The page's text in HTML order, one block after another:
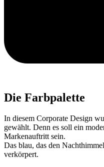
Die Farbpalette
In diesem Corporate Design
gewählt. Denn es soll ein
Markenauftritt sein.
Das blau, das den
verkörpert.